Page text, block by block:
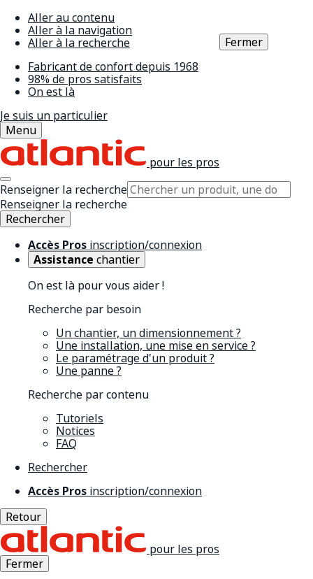
Aller au contenu
Aller à la navigation
Aller à la recherche
Fabricant de confort depuis 1968
98% de pros satisfaits
On est là
Je suis un particulier
Menu
pour les pros
Renseigner la recherche
Renseigner la recherche
Rechercher
Accès Pros inscription/connexion
Assistance chantier
On est là pour vous aider !
Recherche par besoin
Un chantier, un dimensionnement ?
Une installation, une mise en service ?
Le paramétrage d'un produit ?
Une panne ?
Recherche par contenu
Tutoriels
Notices
FAQ
Rechercher
Accès Pros inscription/connexion
Retour
pour les pros
Fermer
Fermer